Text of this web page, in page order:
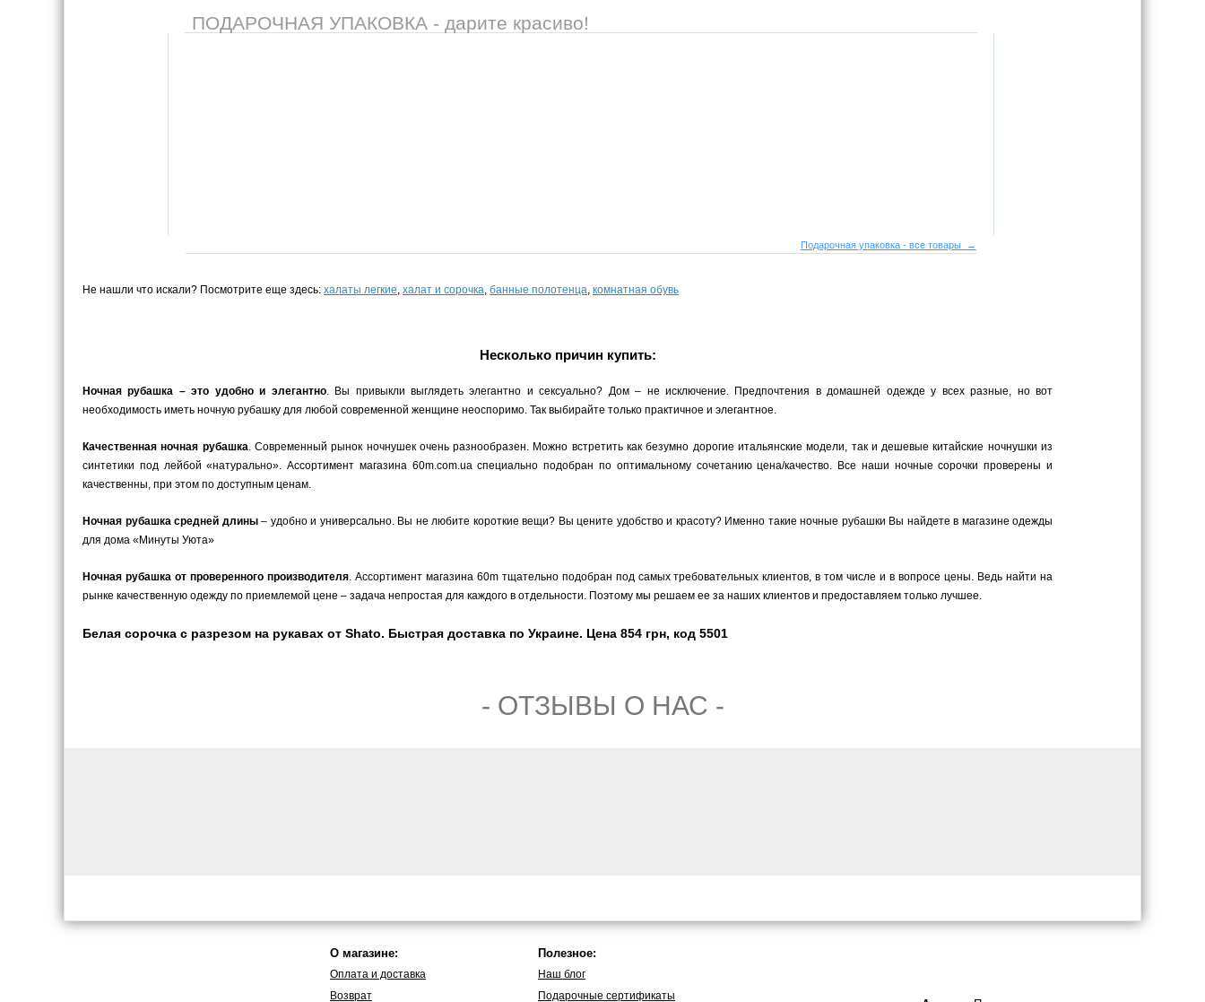
ПОДАРОЧНАЯ УПАКОВКА - дарите красиво!
Подарочная упаковка - все товары →
Не нашли что искали? Посмотрите еще здесь: халаты легкие, халат и сорочка, банные полотенца, комнатная обувь
Несколько причин купить:
Ночная рубашка – это удобно и элегантно. Вы привыкли выглядеть элегантно и сексуально? Дом – не исключение. Предпочтения в домашней одежде у всех разные, но вот
необходимость иметь ночную рубашку для любой современной женщине неоспоримо. Так выбирайте только практичное и элегантное.
Качественная ночная рубашка. Современный рынок ночнушек очень разнообразен. Можно встретить как безумно дорогие итальянские модели, так и дешевые китайские ночнушки из
синтетики под лейбой «натурально». Ассортимент магазина 60m.com.ua специально подобран по оптимальному сочетанию цена/качество. Все наши ночные сорочки проверены и
качественны, при этом по доступным ценам.
Ночная рубашка средней длины– удобно и универсально. Вы не любите короткие вещи? Вы цените удобство и красоту? Именно такие ночные рубашки Вы найдете в магазине одежды
для дома «Минуты Уюта»
Ночная рубашка от проверенного производителя. Ассортимент магазина 60m тщательно подобран под самых требовательных клиентов, в том числе и в вопросе цены. Ведь найти на
рынке качественную одежду по приемлемой цене – задача непростая для каждого в отдельности. Поэтому мы решаем ее за наших клиентов и предоставляем только лучшее.
Белая сорочка с разрезом на рукавах от Shato. Быстрая доставка по Украине. Цена 854 грн, код 5501
- ОТЗЫВЫ О НАС -
О магазине:
Оплата и доставка
Возврат
Полезное:
Наш блог
Подарочные сертификаты